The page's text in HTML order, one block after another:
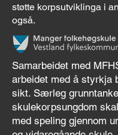
støtte korpsutviklinga i
også.
Samarbeidet med
arbeidet med å styrkja
sikt. Særleg
skulekorpsungdom
med speling gjennom